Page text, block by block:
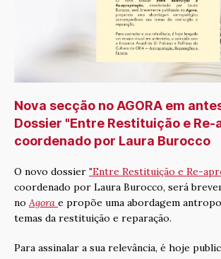
Nova secção no AGORA em
Dossier "Entre Restituição e
coordenado por Laura Burocco
O novo dossier "Entre Restituição e Re-
coordenado por Laura Burocco, será
no Agora e propõe uma abordagem
temas da restituição e reparação.
Para assinalar a sua relevância, é hoje